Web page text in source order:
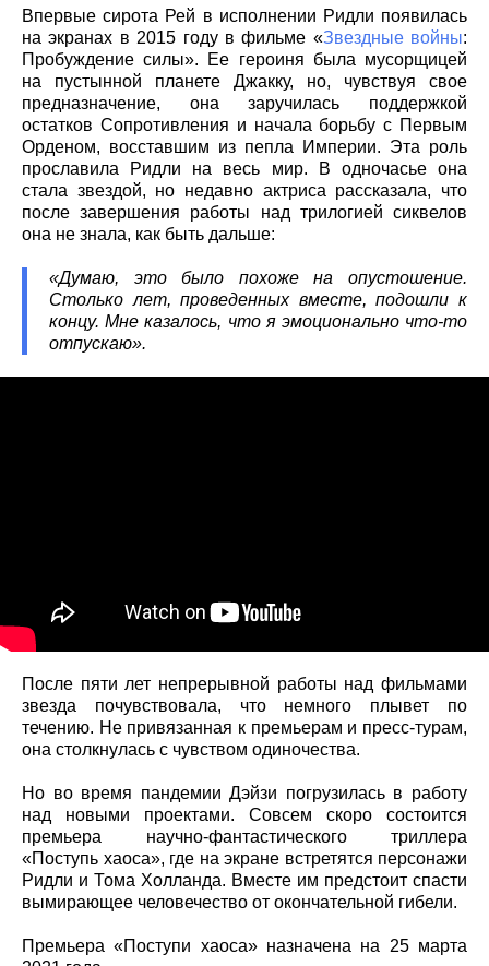
Впервые сирота Рей в исполнении Ридли появилась
на экранах в 2015 году в фильме «Звездные войны:
Пробуждение силы». Ее героиня была мусорщицей
на пустынной планете Джакку, но, чувствуя свое
предназначение, она заручилась поддержкой
остатков Сопротивления и начала борьбу с Первым
Орденом, восставшим из пепла Империи. Эта роль
прославила Ридли на весь мир. В одночасье она
стала звездой, но недавно актриса рассказала, что
после завершения работы над трилогией сиквелов
она не знала, как быть дальше:
«Думаю, это было похоже на опустошение.
Столько лет, проведенных вместе, подошли к
концу. Мне казалось, что я эмоционально что-то
отпускаю».
После пяти лет непрерывной работы над фильмами
звезда почувствовала, что немного плывет по
течению. Не привязанная к премьерам и пресс-турам,
она столкнулась с чувством одиночества.
Но во время пандемии Дэйзи погрузилась в работу
над новыми проектами. Совсем скоро состоится
премьера научно-фантастического триллера
«Поступь хаоса», где на экране встретятся персонажи
Ридли и Тома Холланда. Вместе им предстоит спасти
вымирающее человечество от окончательной гибели.
Премьера «Поступи хаоса» назначена на 25 марта